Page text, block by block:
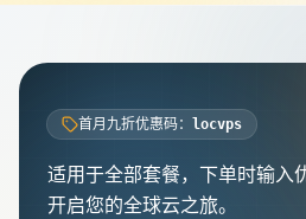
首月九折优惠码： locvps
适用于全部套餐，下单时输入
开启您的全球云之旅。